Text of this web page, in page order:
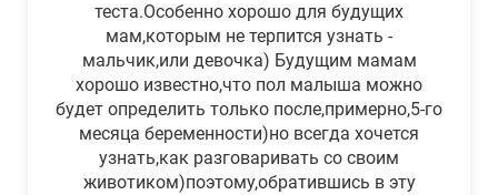
теста.Особенно хорошо для будущих
мам,которым не терпится узнать -
мальчик,или девочка) Будущим мамам
хорошо известно,что пол малыша можно
будет определить только после,примерно,5-го
месяца беременности)но всегда хочется
узнать,как разговаривать со своим
животиком)поэтому,обратившись в эту